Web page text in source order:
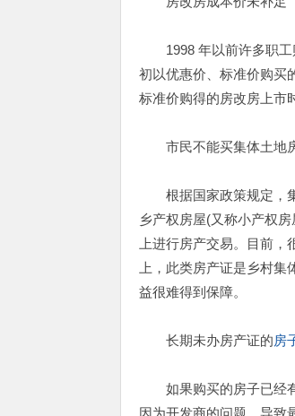
1998 年以前许多职工
初以优惠价、标准价购买
标准价购得的房改房上市
市民不能买集体土地
根据国家政策规定，集
乡产权房屋(又称小产权
上进行房产交易。目前
上，此类房产证是乡村
益很难得到保障。
长期未办房产证的房
如果购买的房子已经
因为开发商的问题，导致